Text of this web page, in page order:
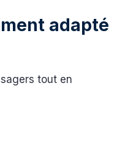
adapté
tout en